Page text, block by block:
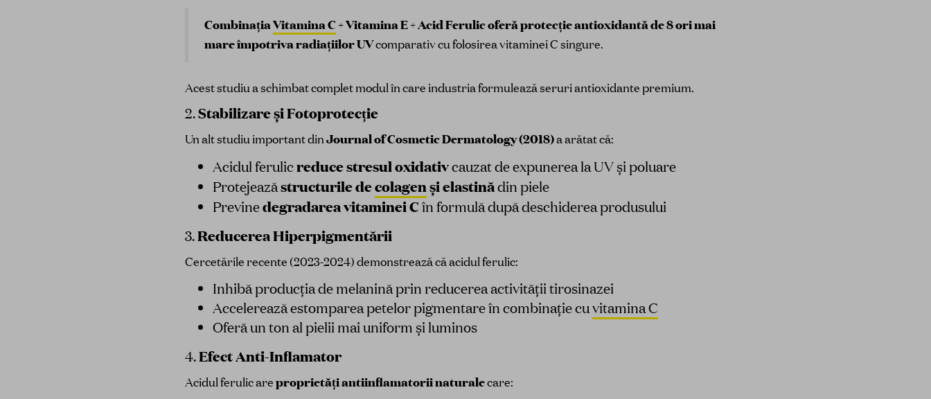
CombinațiaVitamina C+ Vitamina E + Acid Ferulic oferă protecție antioxidantă de 8 ori mai
mare împotriva radiațiilor UVcomparativ cu folosirea vitaminei C singure.
Acest studiu a schimbat complet modul în care industria formulează seruri antioxidante premium.
2.Stabilizare și Fotoprotecție
Un alt studiu important dinJournal of Cosmetic Dermatology (2018)a arătat că:
Acidul ferulicreduce stresul oxidativcauzat de expunerea la UV și poluare
Protejeazăstructurile decolagenși elastinădin piele
Previnedegradarea vitaminei Cîn formulă după deschiderea produsului
3.Reducerea Hiperpigmentării
Cercetările recente (2023-2024) demonstrează că acidul ferulic:
Inhibă producția de melanină prin reducerea activității tirosinazei
Accelerează estomparea petelor pigmentare în combinație cuvitamina C
Oferă un ton al pielii mai uniform și luminos
4.Efect Anti-Inflamator
Acidul ferulic areproprietăți antiinflamatorii naturalecare: